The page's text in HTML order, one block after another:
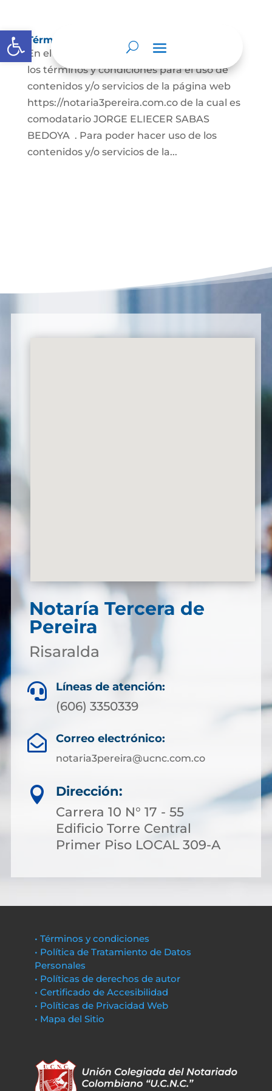
Abrir barra de herramientas
Términos y condiciones
En el presente documento se establecen
los términos y condiciones para el uso de
contenidos y/o servicios de la página web
https://notaria3pereira.com.co de la cual es
comodatario JORGE ELIECER SABAS
BEDOYA . Para poder hacer uso de los
contenidos y/o servicios de la...
Notaría Tercera de
Pereira
Risaralda
 Líneas de atención:
(606) 3350339
 Correo electrónico:
notaria3pereira@ucnc.com.co

Dirección:
Carrera 10 N° 17 - 55
Edificio Torre Central
Primer Piso LOCAL 309-A
• Términos y condiciones
• Política de Tratamiento de Datos
Personales
• Políticas de derechos de autor
• Certificado de Accesibilidad
• Políticas de Privacidad Web
• Mapa del Sitio